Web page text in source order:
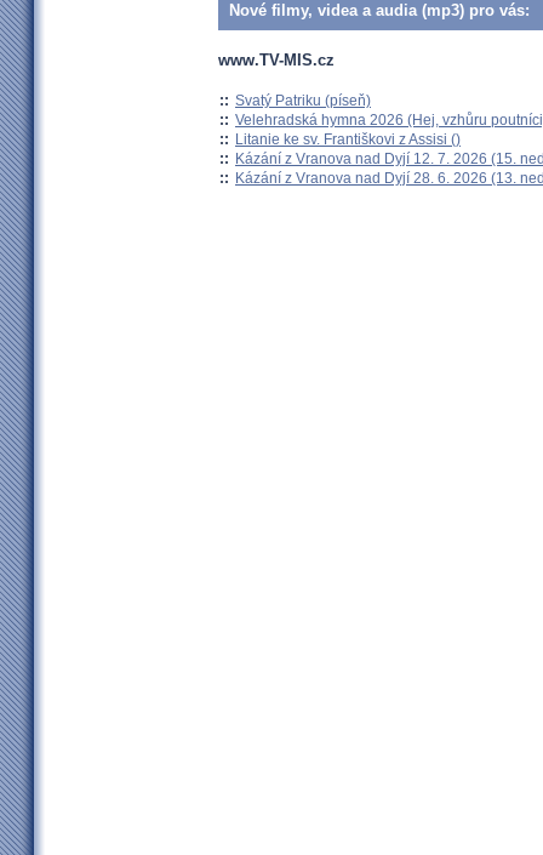
Nové filmy, videa a audia (mp3) pro vás:
www.TV-MIS.cz
:: Svatý Patriku (píseň)
:: Velehradská hymna 2026 (Hej, vzhůru
:: Litanie ke sv. Františkovi z Assisi ()
:: Kázání z Vranova nad Dyjí 12. 7. 2026 (15.
:: Kázání z Vranova nad Dyjí 28. 6. 2026 (13.